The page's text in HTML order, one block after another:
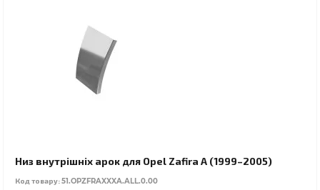
Низ внутрішніх арок для Opel Zafira A (1999–2005)
Код товару:51.OPZFRAXXXA.ALL.0.00